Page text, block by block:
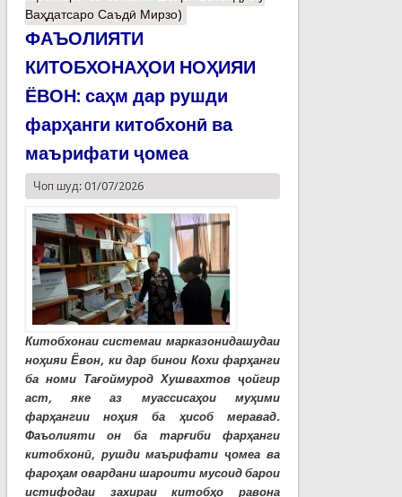
Ваҳдатсаро Саъдӣ Мирзо)
ФАЪОЛИЯТИ
КИТОБХОНАҲОИ НОҲИЯИ
ЁВОН: саҳм дар рушди
фарҳанги китобхонӣ ва
маърифати ҷомеа
Чоп шуд: 01/07/2026
Китобхонаи системаи марказонидашудаи
ноҳияи Ёвон, ки дар бинои Кохи фарҳанги
ба номи Тағоймурод Хушвахтов ҷойгир
аст, яке аз муассисаҳои муҳими
фарҳангии ноҳия ба ҳисоб меравад.
Фаъолияти он ба тарғиби фарҳанги
китобхонӣ, рушди маърифати ҷомеа ва
фароҳам овардани шароити мусоид барои
истифодаи захираи китобҳо равона